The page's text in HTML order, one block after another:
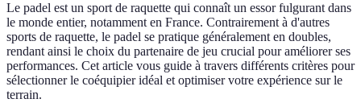
Le padel est un sport de raquette qui connaît un essor fulgurant dans
le monde entier, notamment en France. Contrairement à d'autres
sports de raquette, le padel se pratique généralement en doubles,
rendant ainsi le choix du partenaire de jeu crucial pour améliorer ses
performances. Cet article vous guide à travers différents critères pour
sélectionner le coéquipier idéal et optimiser votre expérience sur le
terrain.